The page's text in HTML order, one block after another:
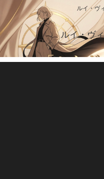
ルイ・ヴ
ルイ・ヴ